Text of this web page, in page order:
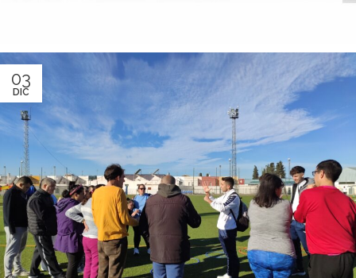
03
DIC